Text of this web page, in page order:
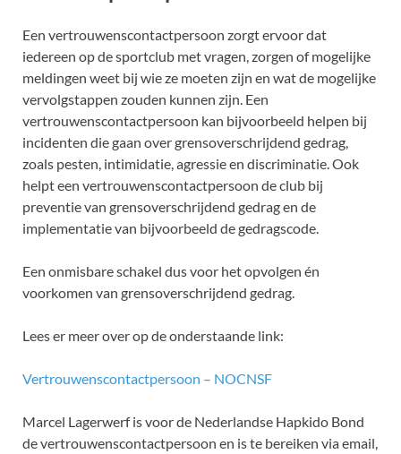
Een vertrouwenscontactpersoon zorgt ervoor dat
iedereen op de sportclub met vragen, zorgen of mogelijke
meldingen weet bij wie ze moeten zijn en wat de mogelijke
vervolgstappen zouden kunnen zijn. Een
vertrouwenscontactpersoon kan bijvoorbeeld helpen bij
incidenten die gaan over grensoverschrijdend gedrag,
zoals pesten, intimidatie, agressie en discriminatie. Ook
helpt een vertrouwenscontactpersoon de club bij
preventie van grensoverschrijdend gedrag en de
implementatie van bijvoorbeeld de gedragscode.
Een onmisbare schakel dus voor het opvolgen én
voorkomen van grensoverschrijdend gedrag.
Lees er meer over op de onderstaande link:
Vertrouwenscontactpersoon – NOCNSF
Marcel Lagerwerf is voor de Nederlandse Hapkido Bond
de vertrouwenscontactpersoon en is te bereiken via email,